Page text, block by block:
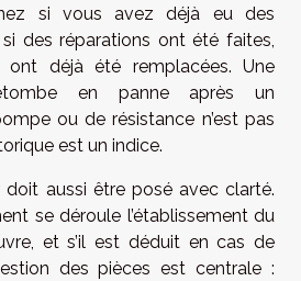
si vous avez déjà eu des
si des réparations ont été faites,
déjà été remplacées. Une
en panne après un
ou de résistance n’est pas
est un indice.
doit aussi être posé avec clarté.
se déroule l’établissement du
et s’il est déduit en cas de
des pièces est centrale :